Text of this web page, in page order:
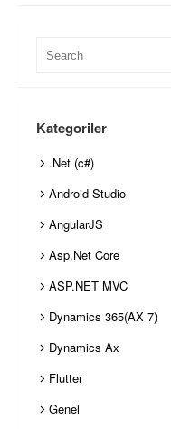
for:
Kategoriler
.Net (c#)
Android Studio
AngularJS
Asp.Net Core
ASP.NET MVC
Dynamics 365(AX 7)
Dynamics Ax
Flutter
Genel